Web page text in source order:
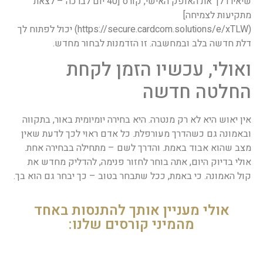
מתקיעות לצמיחה]
(https://secure.cardcom.solutions/e/xTLW) יכול לפתוח לך
דלת חדשה בלב ובמחשבה. זו הזדמנות לבחור מחדש.
ואולי, עכשיו הזמן לקחת
החלטה חדשה
אין יאוש היא לא רק מנטרה. היא בחירה יומיומית באור, בתקווה
ובאמונה גם כשהדרך מעורפלת. כל אדם ראוי לכך לדעת שאין
מצב שהוא אבוד באמת. והדרך לשם – מתחילה בבחירה אחת.
אולי בדיוק היום, אתה בוחר לחזור פנימה, להדליק מחדש את
קול האמונה. כי באמת, ככל שתבחר בטוב – כך יבחר גם הוא בך.
אולי מעניין אותך להתנסות באחד
מהמיני קורסים שלנו: